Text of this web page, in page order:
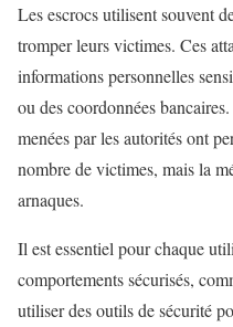
Les escrocs utilisent souvent
tromper leurs victimes. Ces
informations personnelles
ou des coordonnées
menées par les autorités ont
nombre de victimes, mais la
arnaques.
Il est essentiel pour chaque
comportements sécurisés,
utiliser des outils de sécurité